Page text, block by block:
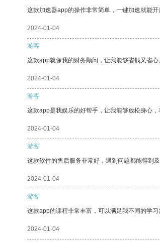
这款加速器app的操作非常简单，一键加速就能开
2024-01-04
游客
这款app就像我的财务顾问，让我能够省钱又省心
2024-01-04
游客
这款app是我娱乐的好帮手，让我能够放松身心，
2024-01-04
游客
这款软件的售后服务非常好，遇到问题都能得到及
2024-01-04
游客
这款app的课程非常丰富，可以满足我不同的学习
2024-01-04